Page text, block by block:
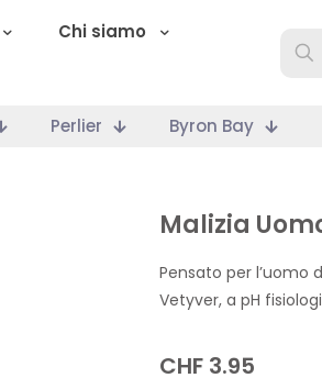
Chi siamo
Perlier Byron Bay
Malizia
Pensato per l’uomo
Vetyver, a pH
CHF 3.95